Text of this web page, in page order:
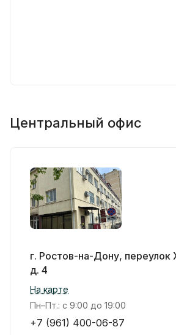
Центральный офис
г. Ростов-на-Дону, переулок
д. 4
На карте
Пн–Пт.: с 9:00 до 19:00
+7 (961) 400-06-87